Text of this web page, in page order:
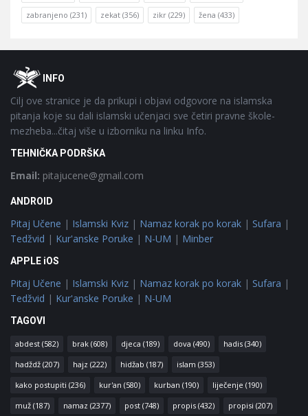
zabranjeno (231) zekat (356) zikr (229) žena (433)
FooterOINFO
Cilj ove stranice je da prikupi i objavi odgovore na islamska
pitanja koje su dali islamski učenjaci sve četiri pravne škole-
mezheba...čitaj više u izborniku na linku Info.
TEHNIČKA PODRŠKA
Email: pitajucene@gmail.com
ANDROID
Pitaj Učene | Islamski Kviz | Namaz korak po korak | Sufara |
Tedžvid | Kur'anske Poruke | N-UM | Minber
APPLE iOS
Pitaj Učene | Islamski Kviz | Namaz korak po korak | Sufara |
Tedžvid | Kur'anske Poruke | N-UM
TAGOVI
abdest (582) brak (608) djeca (189) dova (490) hadis (340)
hadždž (207) hajz (222) hidžab (187) islam (353)
kako postupiti (236) kur'an (580) kurban (190) liječenje (190)
muž (187) namaz (2377) post (748) propis (432) propisi (207)